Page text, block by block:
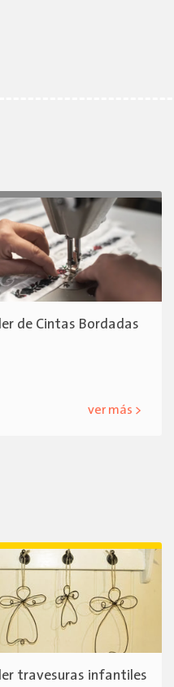
de Cintas Bordadas
ver más >
travesuras infantiles